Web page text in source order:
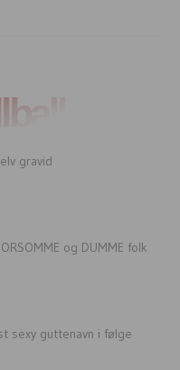
gravid
og DUMME folk
sexy guttenavn i følge